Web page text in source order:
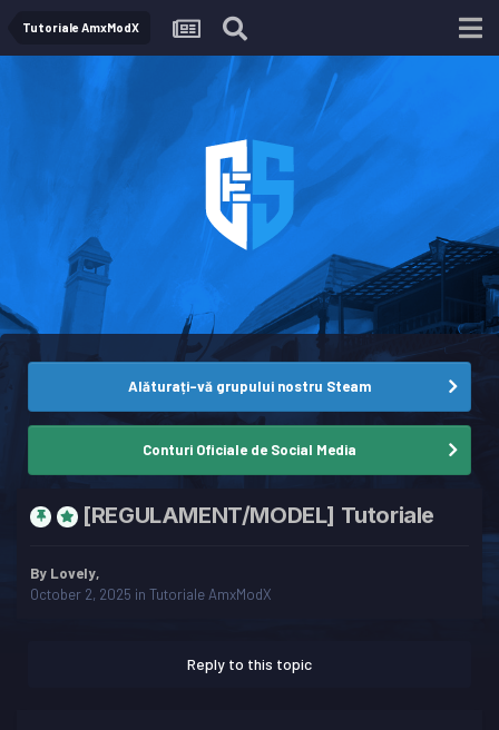
Tutoriale AmxModX
Alăturați-vă grupului nostru Steam
Conturi Oficiale de Social Media
[REGULAMENT/MODEL] Tutoriale
By Lovely,
October 2, 2025 in Tutoriale AmxModX
Reply to this topic